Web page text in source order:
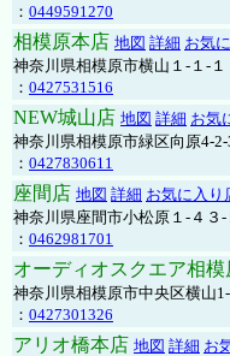
： 0449591270
相模原本店 地図 詳細 お気
神奈川県相模原市横山１-１-１
： 0427531516
NEW城山店 地図 詳細 お気
神奈川県相模原市緑区向原4-2-
： 0427830611
座間店 地図 詳細 お気に入り
神奈川県座間市小松原１-４３-
： 0462981701
オーディオスクエア相模
神奈川県相模原市中央区横山
： 0427301326
アリオ橋本店 地図 詳細 お